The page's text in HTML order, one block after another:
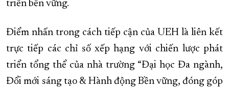
triển bền vững.
Điểm nhấn trong cách tiếp cận của UEH là liên kết
trực tiếp các chỉ số xếp hạng với chiến lược phát
triển tổng thể của nhà trường “Đại học Đa ngành,
Đổi mới sáng tạo & Hành động Bền vững, đóng góp